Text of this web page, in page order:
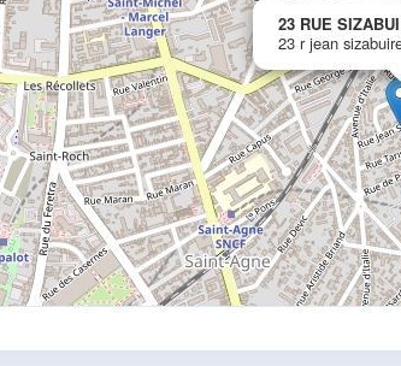
www.vme.plus/AC6847875
23 RUE SIZABUIRE
23 r jean sizabuire31400 Toulouse
23 RUE
23 r jean